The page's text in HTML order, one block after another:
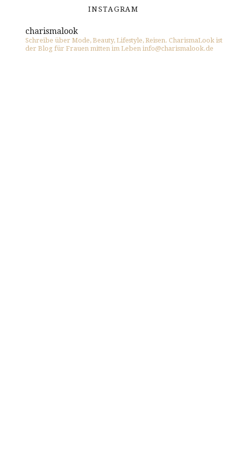
INSTAGRAM
charismalook
Schreibe über Mode, Beauty, Lifestyle, Reisen. CharismaLook ist
der Blog für Frauen mitten im Leben info@charismalook.de